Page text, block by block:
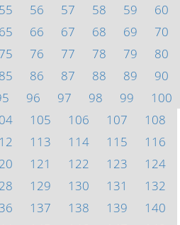
55 56 57 58 59
60
65 66 67 68 69
70
75 76 77 78 79
80
85 86 87 88 89
90
96 97 98 99
100
105 106 107
108
113 114 115
116
121 122 123
124
129 130 131
132
137 138 139
140